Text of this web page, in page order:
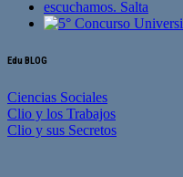
Edu BLOG
Ciencias Sociales
Clio y los Trabajos
Clio y sus Secretos